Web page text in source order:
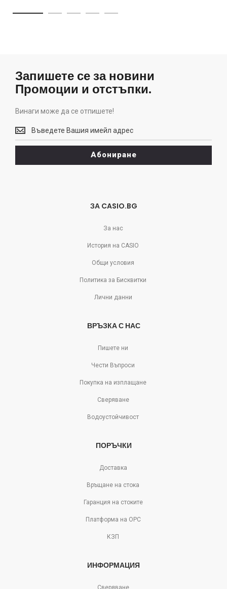
Запишете се за новини
Промоции и отстъпки.
Винаги може да се отпишете!
Винаги
може
да
отпишете!
Абониране
ЗА CASIO.BG
За нас
История на CASIO
Общи условия
Политика за Бисквитки
Лични данни
ВРЪЗКА С НАС
Пишете ни
Чести Въпроси
Покупка на изплащане
Сверяване
Водоустойчивост
ПОРЪЧКИ
Доставка
Връщане на стока
Гаранция на стоките
Платформа на ОРС
КЗП
ИНФОРМАЦИЯ
Сверяване